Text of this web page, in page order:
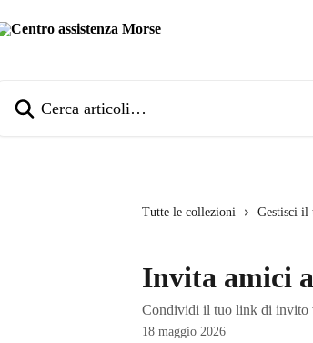
Tutte le collezioni Gestisci il
Invita amici
Condividi il tuo link di invito
18 maggio 2026